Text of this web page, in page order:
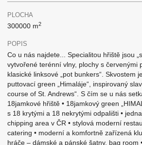
PLOCHA
300000 m2
POPIS
Co u nás najdete... Specialitou hřiště jsou
vytvořené terénní vlny, plochy s červenými
klasické linksové „pot bunkers“. Skvostem
puttovací green „Himaláje“, inspirovaný
course of St. Andrews“. S čím se u nás
18jamkové hřiště • 18jamkový green
s 18 krytými a 18 nekrytými odpališti •
chipping area v ČR • stylová moderní
catering • moderní a komfortně zařízená
hráče – dámské a pánské šatny, bag room